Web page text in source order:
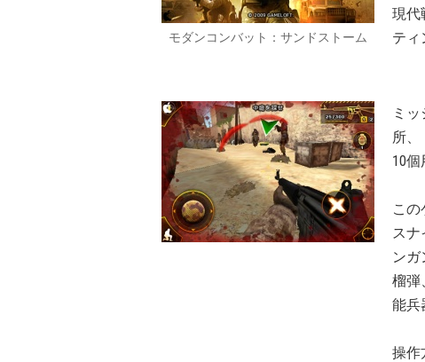
モダンコンバット：サンドストーム
現代
ティ
ミ
所、
10個
この
スナ
ン
榴弾
能兵
操作